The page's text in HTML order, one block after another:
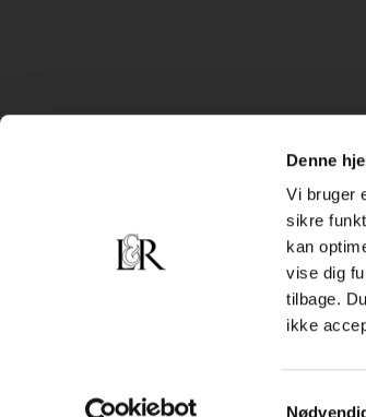
Denne
Vi bruger
sikre
kan
vise dig
tilbage.
ikke